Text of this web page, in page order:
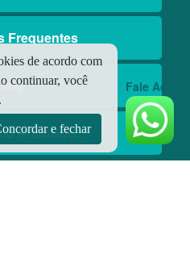
Fale Aqui
Frequentes
Premiado
de acordo com
continuar, você
e fechar